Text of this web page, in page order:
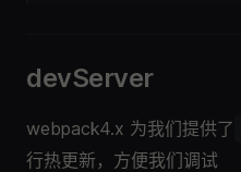
devServer
webpack4.x 为我们提供了
行热更新，方便我们调试